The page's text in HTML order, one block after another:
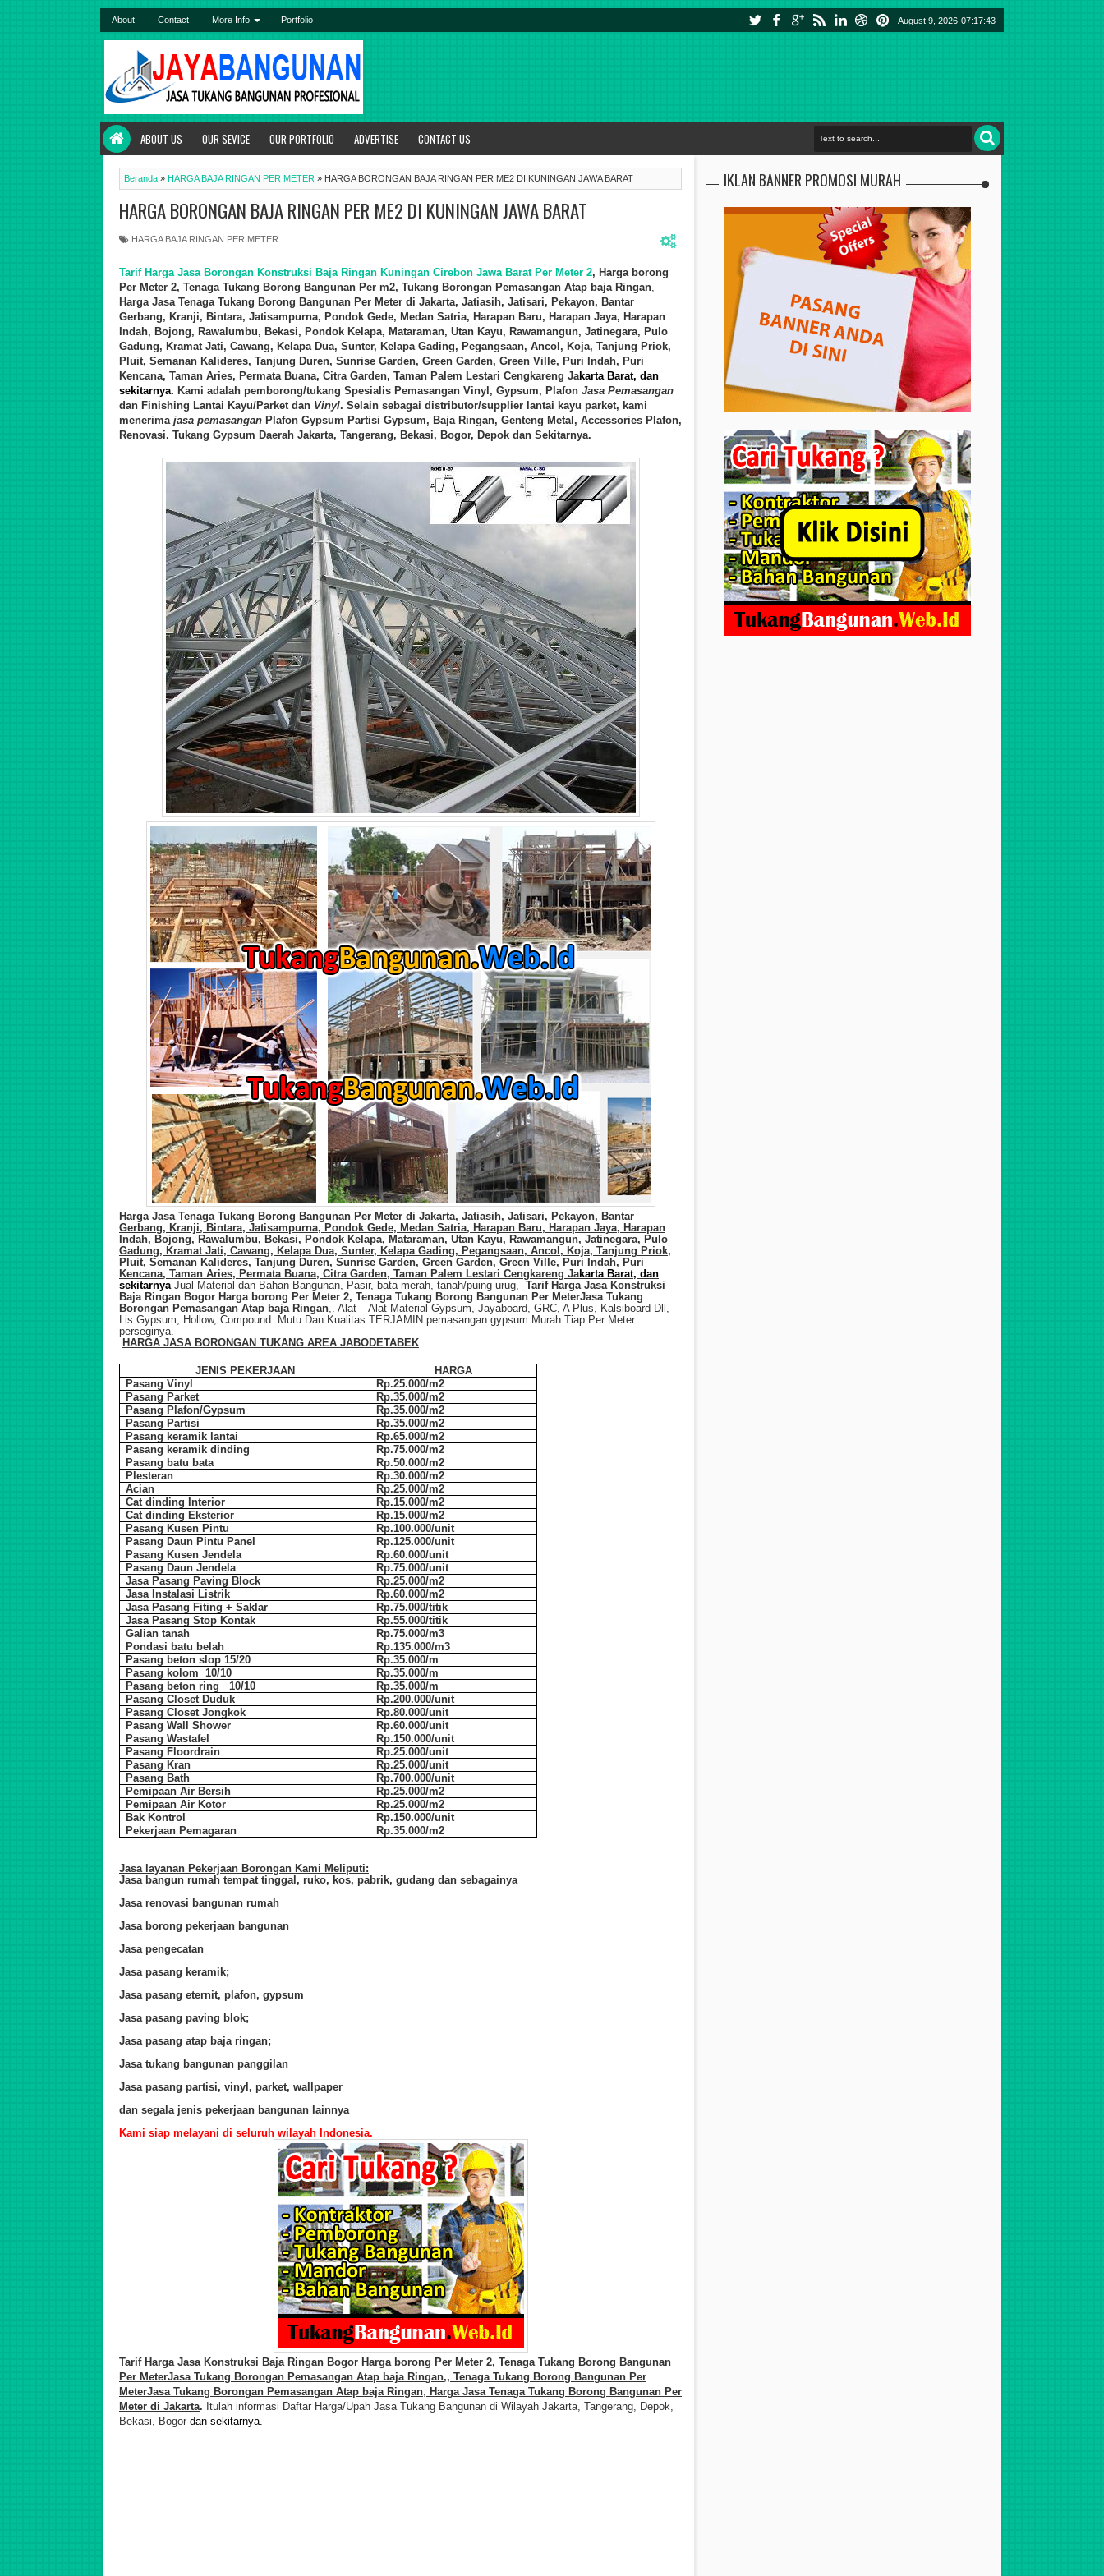
About Contact More Info Portfolio August 9, 2026 07:17:44
ABOUT US OUR SEVICE OUR PORTFOLIO ADVERTISE CONTACT US
Beranda » HARGA BAJA RINGAN PER METER » HARGA BORONGAN BAJA RINGAN PER ME2 DI KUNINGAN JAWA BARAT
HARGA BORONGAN BAJA RINGAN PER ME2 DI KUNINGAN JAWA BARAT
HARGA BAJA RINGAN PER METER
Tarif Harga Jasa Borongan Konstruksi Baja Ringan Kuningan Cirebon Jawa Barat Per Meter 2, Harga borong
Per Meter 2, Tenaga Tukang Borong Bangunan Per m2, Tukang Borongan Pemasangan Atap baja Ringan,
Harga Jasa Tenaga Tukang Borong Bangunan Per Meter di Jakarta, Jatiasih, Jatisari, Pekayon, Bantar
Gerbang, Kranji, Bintara, Jatisampurna, Pondok Gede, Medan Satria, Harapan Baru, Harapan Jaya, Harapan
Indah, Bojong, Rawalumbu, Bekasi, Pondok Kelapa, Mataraman, Utan Kayu, Rawamangun, Jatinegara, Pulo
Gadung, Kramat Jati, Cawang, Kelapa Dua, Sunter, Kelapa Gading, Pegangsaan, Ancol, Koja, Tanjung Priok,
Pluit, Semanan Kalideres, Tanjung Duren, Sunrise Garden, Green Garden, Green Ville, Puri Indah, Puri
Kencana, Taman Aries, Permata Buana, Citra Garden, Taman Palem Lestari Cengkareng Jakarta Barat, dan
sekitarnya. Kami adalah pemborong/tukang Spesialis Pemasangan Vinyl, Gypsum, Plafon Jasa Pemasangan
dan Finishing Lantai Kayu/Parket dan Vinyl. Selain sebagai distributor/supplier lantai kayu parket, kami
menerima jasa pemasangan Plafon Gypsum Partisi Gypsum, Baja Ringan, Genteng Metal, Accessories Plafon,
Renovasi. Tukang Gypsum Daerah Jakarta, Tangerang, Bekasi, Bogor, Depok dan Sekitarnya.
Harga Jasa Tenaga Tukang Borong Bangunan Per Meter di Jakarta, Jatiasih, Jatisari, Pekayon, Bantar
Gerbang, Kranji, Bintara, Jatisampurna, Pondok Gede, Medan Satria, Harapan Baru, Harapan Jaya, Harapan
Indah, Bojong, Rawalumbu, Bekasi, Pondok Kelapa, Mataraman, Utan Kayu, Rawamangun, Jatinegara, Pulo
Gadung, Kramat Jati, Cawang, Kelapa Dua, Sunter, Kelapa Gading, Pegangsaan, Ancol, Koja, Tanjung Priok,
Pluit, Semanan Kalideres, Tanjung Duren, Sunrise Garden, Green Garden, Green Ville, Puri Indah, Puri
Kencana, Taman Aries, Permata Buana, Citra Garden, Taman Palem Lestari Cengkareng Jakarta Barat, dan
sekitarnya Jual Material dan Bahan Bangunan, Pasir, bata merah, tanah/puing urug, Tarif Harga Jasa Konstruksi
Baja Ringan Bogor Harga borong Per Meter 2, Tenaga Tukang Borong Bangunan Per MeterJasa Tukang
Borongan Pemasangan Atap baja Ringan,. Alat – Alat Material Gypsum, Jayaboard, GRC, A Plus, Kalsiboard Dll,
Lis Gypsum, Hollow, Compound. Mutu Dan Kualitas TERJAMIN pemasangan gypsum Murah Tiap Per Meter
perseginya.
HARGA JASA BORONGAN TUKANG AREA JABODETABEK
JENIS PEKERJAAN
HARGA
Pasang Vinyl
Rp.25.000/m2
Pasang Parket
Rp.35.000/m2
Pasang Plafon/Gypsum
Rp.35.000/m2
Pasang Partisi
Rp.35.000/m2
Pasang keramik lantai
Rp.65.000/m2
Pasang keramik dinding
Rp.75.000/m2
Pasang batu bata
Rp.50.000/m2
Plesteran
Rp.30.000/m2
Acian
Rp.25.000/m2
Cat dinding Interior
Rp.15.000/m2
Cat dinding Eksterior
Rp.15.000/m2
Pasang Kusen Pintu
Rp.100.000/unit
Pasang Daun Pintu Panel
Rp.125.000/unit
Pasang Kusen Jendela
Rp.60.000/unit
Pasang Daun Jendela
Rp.75.000/unit
Jasa Pasang Paving Block
Rp.25.000/m2
Jasa Instalasi Listrik
Rp.60.000/m2
Jasa Pasang Fiting + Saklar
Rp.75.000/titik
Jasa Pasang Stop Kontak
Rp.55.000/titik
Galian tanah
Rp.75.000/m3
Pondasi batu belah
Rp.135.000/m3
Pasang beton slop 15/20
Rp.35.000/m
Pasang kolom 10/10
Rp.35.000/m
Pasang beton ring 10/10
Rp.35.000/m
Pasang Closet Duduk
Rp.200.000/unit
Pasang Closet Jongkok
Rp.80.000/unit
Pasang Wall Shower
Rp.60.000/unit
Pasang Wastafel
Rp.150.000/unit
Pasang Floordrain
Rp.25.000/unit
Pasang Kran
Rp.25.000/unit
Pasang Bath
Rp.700.000/unit
Pemipaan Air Bersih
Rp.25.000/m2
Pemipaan Air Kotor
Rp.25.000/m2
Bak Kontrol
Rp.150.000/unit
Pekerjaan Pemagaran
Rp.35.000/m2
Jasa layanan Pekerjaan Borongan Kami Meliputi:
Jasa bangun rumah tempat tinggal, ruko, kos, pabrik, gudang dan sebagainya
Jasa renovasi bangunan rumah
Jasa borong pekerjaan bangunan
Jasa pengecatan
Jasa pasang keramik;
Jasa pasang eternit, plafon, gypsum
Jasa pasang paving blok;
Jasa pasang atap baja ringan;
Jasa tukang bangunan panggilan
Jasa pasang partisi, vinyl, parket, wallpaper
dan segala jenis pekerjaan bangunan lainnya
Kami siap melayani di seluruh wilayah Indonesia.
Tarif Harga Jasa Konstruksi Baja Ringan Bogor Harga borong Per Meter 2, Tenaga Tukang Borong Bangunan
Per MeterJasa Tukang Borongan Pemasangan Atap baja Ringan,, Tenaga Tukang Borong Bangunan Per
MeterJasa Tukang Borongan Pemasangan Atap baja Ringan, Harga Jasa Tenaga Tukang Borong Bangunan Per
Meter di Jakarta. Itulah informasi Daftar Harga/Upah Jasa Tukang Bangunan di Wilayah Jakarta, Tangerang, Depok,
Bekasi, Bogor dan sekitarnya.
IKLAN BANNER PROMOSI MURAH